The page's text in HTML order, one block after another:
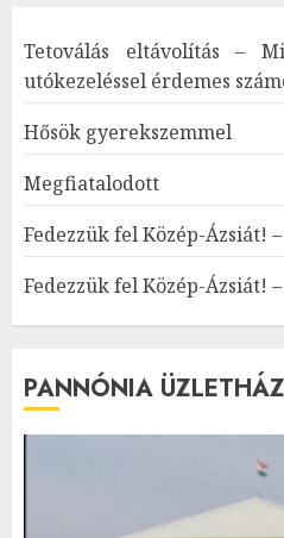
Tetoválás eltávolítás –
utókezeléssel érdemes
Hősök gyerekszemmel
Megfiatalodott
Fedezzük fel Közép-Ázsiát!
Fedezzük fel Közép-Ázsiát!
PANNÓNIA ÜZLETHÁZ